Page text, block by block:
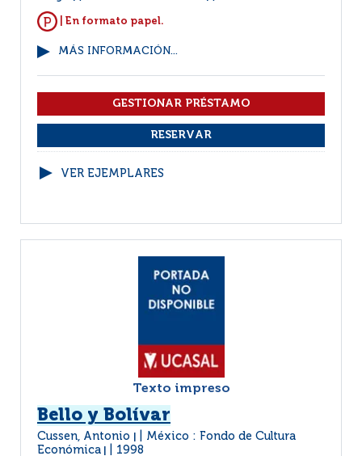
| En formato papel.
MÁS INFORMACIÓN...
VER EJEMPLARES
Texto impreso
Bello y Bolívar
Cussen, Antonio
México : Fondo de Cultura
Económica
1998